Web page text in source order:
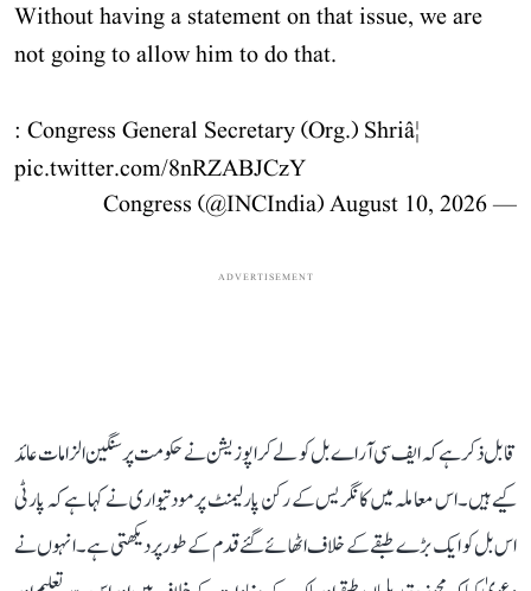
Without having a statement on that issue, we are
not going to allow him to do that.
: Congress General Secretary (Org.) Shriâ¦
pic.twitter.com/8nRZABJCzY
— Congress (@INCIndia)
August 10, 2026
ADVERTISEMENT
قابل ذکر ہے کہ ایف سی آر اے بل کو لے کر اپوزیشن نے حکومت پر سنگین الزامات عائد
کیے ہیں۔ اس معاملہ میں کانگریس کے رکن پارلیمنٹ پرمود تیواری نے کہا ہے کہ پارٹی
اس بل کو ایک بڑے طبقے کے خلاف اٹھائے گئے قدم کے طور پر دیکھتی ہے۔ انہوں نے